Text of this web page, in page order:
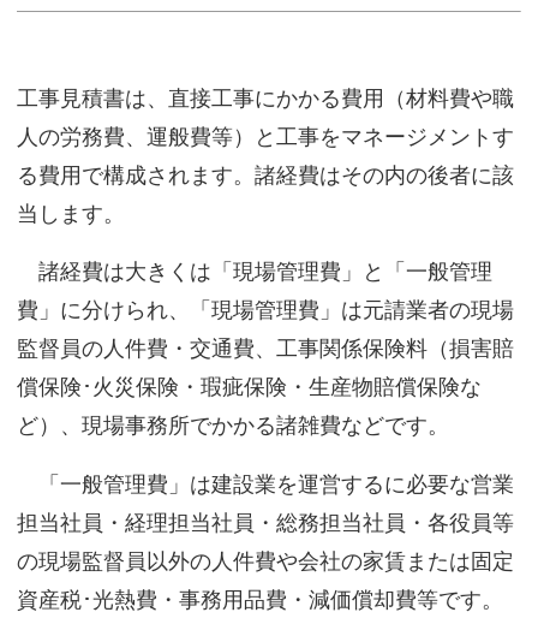
工事見積書は、直接工事にかかる費用（材料費や職
人の労務費、運般費等）と工事をマネージメントす
る費用で構成されます。諸経費はその内の後者に該
当します。
諸経費は大きくは「現場管理費」と「一般管理
費」に分けられ、「現場管理費」は元請業者の現場
監督員の人件費・交通費、工事関係保険料（損害賠
償保険･火災保険・瑕疵保険・生産物賠償保険な
ど）、現場事務所でかかる諸雑費などです。
「一般管理費」は建設業を運営するに必要な営業
担当社員・経理担当社員・総務担当社員・各役員等
の現場監督員以外の人件費や会社の家賃または固定
資産税･光熱費・事務用品費・減価償却費等です。